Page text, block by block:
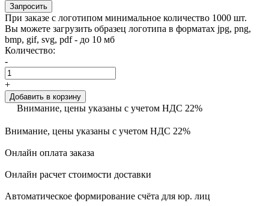
Запросить
При заказе с логотипом минимальное количество 1000 шт.
Вы можете загрузить образец логотипа в форматах jpg, png,
bmp, gif, svg, pdf - до 10 мб
Количество:
-
+
Добавить в корзину
Внимание, цены указаны с учетом НДС 22%
Внимание, цены указаны с учетом НДС 22%
Онлайн оплата заказа
Онлайн расчет стоимости доставки
Автоматическое формирование счёта для юр. лиц